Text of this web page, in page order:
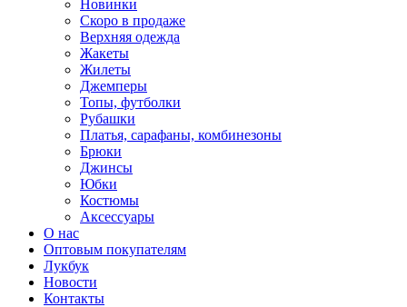
Новинки
Скоро в продаже
Верхняя одежда
Жакеты
Жилеты
Джемперы
Топы, футболки
Рубашки
Платья, сарафаны, комбинезоны
Брюки
Джинсы
Юбки
Костюмы
Аксессуары
О нас
Оптовым покупателям
Лукбук
Новости
Контакты